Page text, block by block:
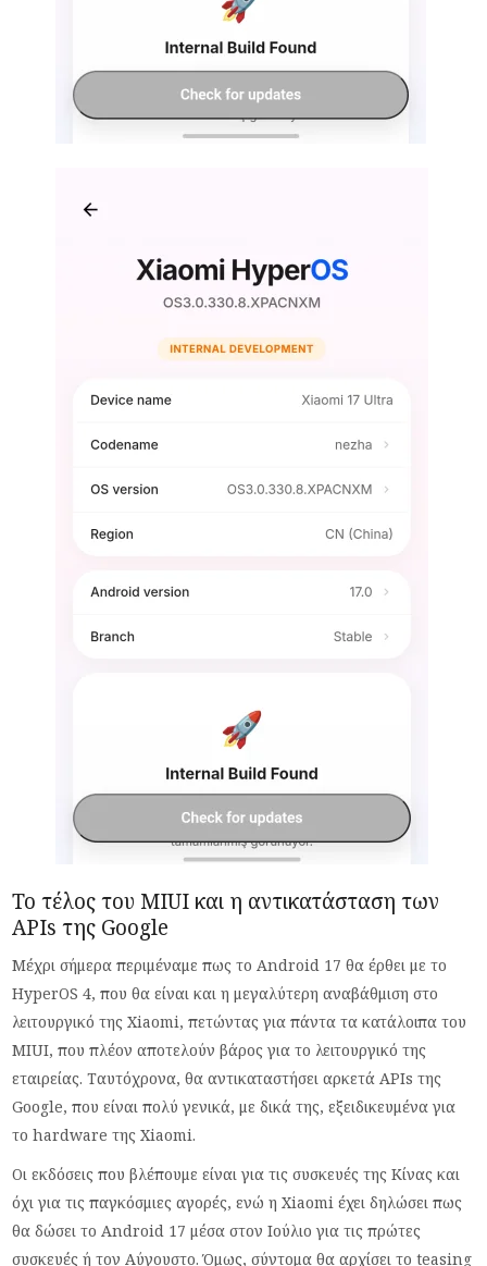
Το τέλος του MIUI και η αντικατάσταση των
APIs της Google
Μέχρι σήμερα περιμέναμε πως το Android 17 θα έρθει με το
HyperOS 4, που θα είναι και η μεγαλύτερη αναβάθμιση στο
λειτουργικό της Xiaomi, πετώντας για πάντα τα κατάλοιπα του
MIUI, που πλέον αποτελούν βάρος για το λειτουργικό της
εταιρείας. Ταυτόχρονα, θα αντικαταστήσει αρκετά APIs της
Google, που είναι πολύ γενικά, με δικά της, εξειδικευμένα για
το hardware της Xiaomi.
Οι εκδόσεις που βλέπουμε είναι για τις συσκευές της Κίνας και
όχι για τις παγκόσμιες αγορές, ενώ η Xiaomi έχει δηλώσει πως
θα δώσει το Android 17 μέσα στον Ιούλιο για τις πρώτες
συσκευές ή τον Αύγουστο. Όμως, σύντομα θα αρχίσει το teasing